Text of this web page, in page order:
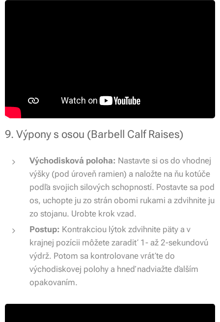
9. Výpony s osou (Barbell Calf Raises)
Východisková poloha: Nastavte si os do vhodnej
výšky (pod úroveň ramien) a naložte na ňu kotúče
podľa svojich silových schopností. Postavte sa pod
os, uchopte ju zo strán obomi rukami a zdvihnite ju
zo stojanu. Urobte krok vzad.
Postup: Kontrakciou lýtok zdvihnite päty a v
krajnej pozícii môžete zaradiť 1- až 2-sekundovú
výdrž. Potom sa kontrolovane vráťte do
východiskovej polohy a hneď nadviažte ďalším
opakovaním.